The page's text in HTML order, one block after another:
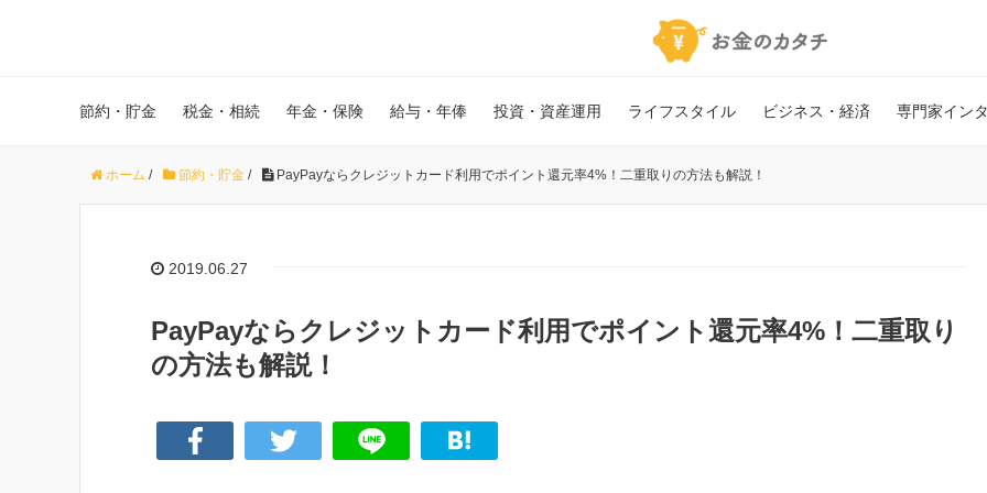
節約・貯金 税金・相続 年金・保険 給与・年俸 投資・資産運用 ライフスタイル ビジネス・経済 専門家イン
ホーム / 節約・貯金 / PayPayならクレジットカード利用でポイント還元率4%！二重取りの方法も解説！
2019.06.27
PayPayならクレジットカード利用でポイント還元率4%！二重取り
の方法も解説！